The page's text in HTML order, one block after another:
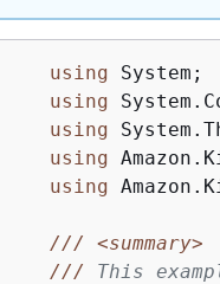
using System;
using
using
using
using
///
<summary>
/// This